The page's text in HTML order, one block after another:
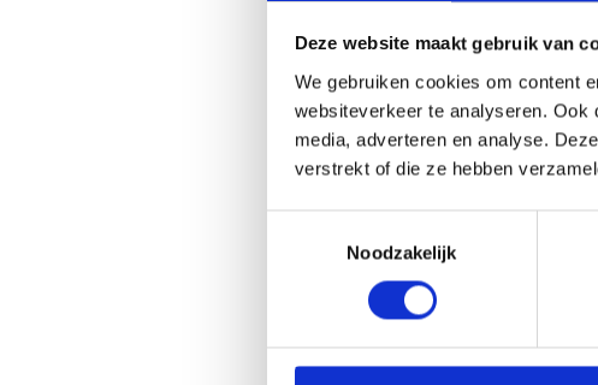
Deze website maakt gebruik van
We gebruiken cookies om content
websiteverkeer te analyseren.
media, adverteren en analyse.
verstrekt of die ze hebben
Noodzakelijk
Derden
De informatie wordt
Veranderingen
Deze
veranderingen van